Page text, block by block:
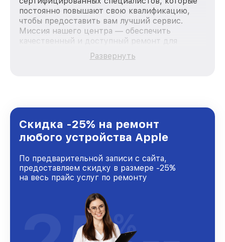
постоянно повышают свою квалификацию,
чтобы предоставить вам лучший сервис.
Миссия нашего центра — обеспечить
качественный и доступный ремонт для
каждого пользователя продукции Apple, вне
зависимости от сложности поломки. Мы
и лояльности наших клиентов.
Развернуть
Скидка -25% на ремонт
любого устройства Apple
По предварительной записи с сайта,
предоставляем скидку в размере -25%
на весь прайс услуг по ремонту
%